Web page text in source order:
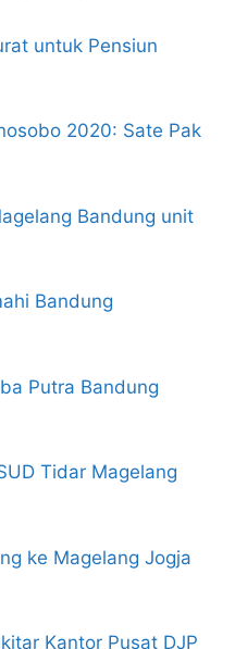
untuk Pensiun
2020: Sate Pak
Bandung unit
Bandung
Putra Bandung
Tidar Magelang
ke Magelang Jogja
Kantor Pusat DJP